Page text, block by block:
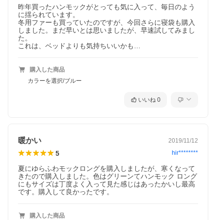
昨年買ったハンモックがとっても気に入って、毎日のよう
に揺られています。
冬用ファーも買っていたのですが、今回さらに寝袋も購入
しました。まだ早いとは思いましたが、早速試してみまし
た。
これは、ベッドよりも気持ちいいかも…
購入した商品
カラーを選択/ブルー
いいね 0
暖かい 2019/11/12
5 hir********
夏にゆらふわモックロングを購入しましたが、寒くなって
きたので購入しました。色はグリーンてハンモック ロング
にもサイズは丁度よく入って見た感じはあったかいし最高
です。購入して良かったです。
購入した商品